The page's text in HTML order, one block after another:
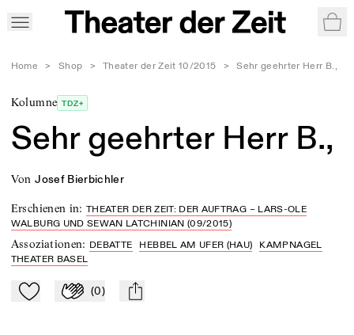
Home > Shop > Theater der Zeit 10/2015 > Sehr geehrter Herr B.,
Kolumne TDZ+
Sehr geehrter Herr B.,
von Josef Bierbichler
Erschienen in:THEATER DER ZEIT: DER AUFTRAG – LARS-OLE
WALBURG UND SEWAN LATCHINIAN (09/2015)
Assoziationen: DEBATTE HEBBEL AM UFER (HAU)
KAMPNAGEL
THEATER BASEL
Zu Mein-TdZ hinzufügen
Applaudieren
(0) mail